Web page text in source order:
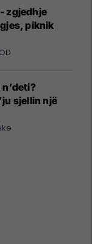
zgjedhje
piknik
sjellin një